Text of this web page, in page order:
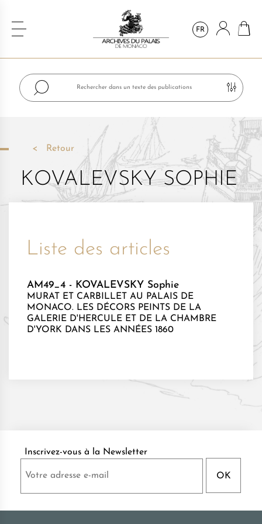
FR
Retour
KOVALEVSKY SOPHIE
Liste des articles
AM49_4 - KOVALEVSKY Sophie
MURAT ET CARBILLET AU PALAIS DE
MONACO. LES DÉCORS PEINTS DE LA
GALERIE D'HERCULE ET DE LA CHAMBRE
D'YORK DANS LES ANNÉES 1860
Inscrivez-vous à la Newsletter